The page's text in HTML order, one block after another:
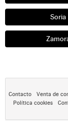
Soria
Contacto Venta de
Política cookies